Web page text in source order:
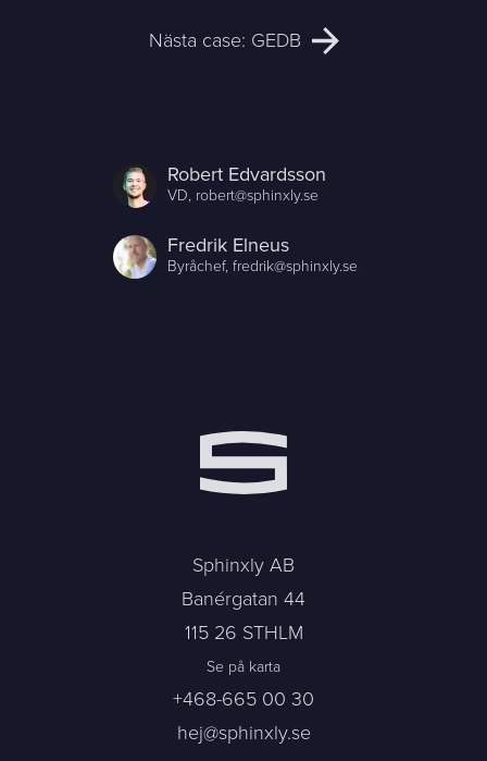
Nästa case: GEDB
Robert Edvardsson
VD, robert@sphinxly.se
Fredrik Elneus
Byråchef,fredrik@sphinxly.se
Sphinxly AB
Banérgatan 44
115 26 STHLM
Se på karta
+468-665 00 30
hej@sphinxly.se